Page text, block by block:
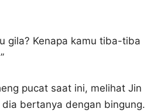
gila? Kenapa kamu tiba-tiba
pucat saat ini, melihat Jin
bertanya dengan bingung.